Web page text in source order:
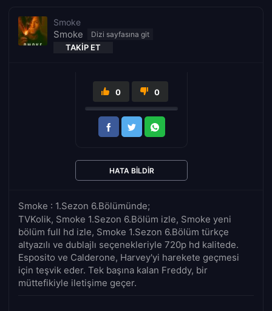
Smoke
Smoke
TAKIP ET
Smoke : 1.Sezon 6.Bölümünde;
TVKolik, Smoke 1.Sezon 6.Bölüm izle, Smoke yeni
bölüm full hd izle, Smoke 1.Sezon 6.Bölüm türkçe
altyazılı ve dublajlı seçenekleriyle 720p hd kalitede.
Esposito ve Calderone, Harvey'yi harekete geçmesi
için teşvik eder. Tek başına kalan Freddy, bir
müttefikiyle iletişime geçer.
0 0
HATA BILDIR